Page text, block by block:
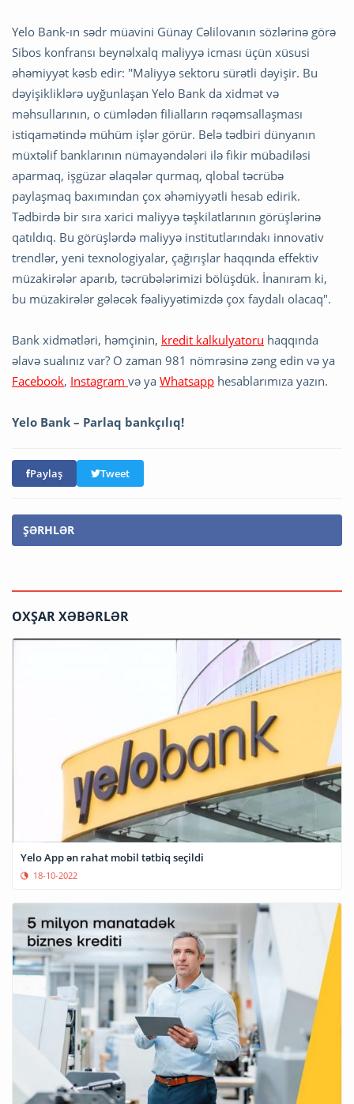
Yelo Bank-ın sədr müavini Günay Cəlilovanın sözlərinə görə
Sibos konfransı beynəlxalq maliyyə icması üçün xüsusi
əhəmiyyət kəsb edir: "Maliyyə sektoru sürətli dəyişir. Bu
dəyişikliklərə uyğunlaşan Yelo Bank da xidmət və
məhsullarının, o cümlədən filialların rəqəmsallaşması
istiqamətində mühüm işlər görür. Belə tədbiri dünyanın
müxtəlif banklarının nümayəndələri ilə fikir mübadiləsi
aparmaq, işgüzar əlaqələr qurmaq, qlobal təcrübə
paylaşmaq baxımından çox əhəmiyyətli hesab edirik.
Tədbirdə bir sıra xarici maliyyə təşkilatlarının görüşlərinə
qatıldıq. Bu görüşlərdə maliyyə institutlarındakı innovativ
trendlər, yeni texnologiyalar, çağırışlar haqqında effektiv
müzakirələr aparıb, təcrübələrimizi bölüşdük. İnanıram ki,
bu müzakirələr gələcək fəaliyyətimizdə çox faydalı olacaq".
Bank xidmətləri, həmçinin, kredit kalkulyatoru haqqında
əlavə sualınız var? O zaman 981 nömrəsinə zəng edin və ya
Facebook, Instagram və ya Whatsapp hesablarımıza yazın.
Yelo Bank – Parlaq bankçılıq!
Paylaş Tweet
ŞƏRHLƏR
OXŞAR XƏBƏRLƏR
Yelo App ən rahat mobil tətbiq seçildi
18-10-2022